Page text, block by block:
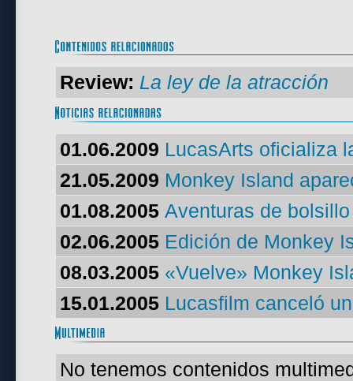
Review: La ley de la atracción
01.06.2009 LucasArts oficializa
21.05.2009 Monkey Island
01.08.2005 Aventuras de bolsillo
02.06.2005 Edición de Monkey
08.03.2005 «Vuelve» Monkey
15.01.2005 Lucasfilm canceló
No tenemos contenidos